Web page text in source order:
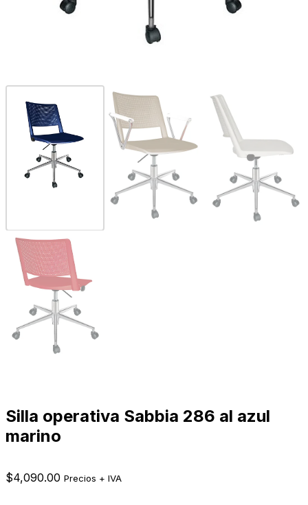
Silla operativa Sabbia 286 al azul
marino
$4,090.00 Precios + IVA